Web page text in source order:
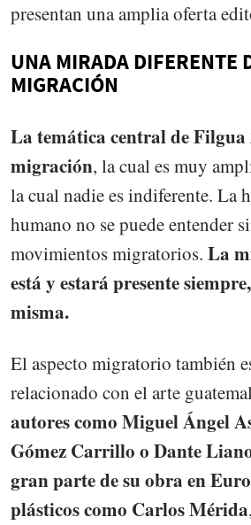
presentan una amplia oferta
UNA MIRADA DIFERENTE
MIGRACIÓN
La temática central de Filgua
migración, la cual es muy
la cual nadie es indiferente. La
humano no se puede entender
movimientos migratorios. La
está y estará presente
misma.
El aspecto migratorio también
relacionado con el arte
autores como Miguel Ángel
Gómez Carrillo o Dante
gran parte de su obra en
plásticos como Carlos Mérida